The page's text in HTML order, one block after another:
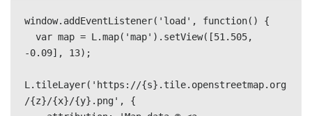
window.addEventListener('load', function() {
-0.09], 13);
L.tileLayer('https://{s}.tile.openstreetmap.org
/{z}/{x}/{y}.png', {